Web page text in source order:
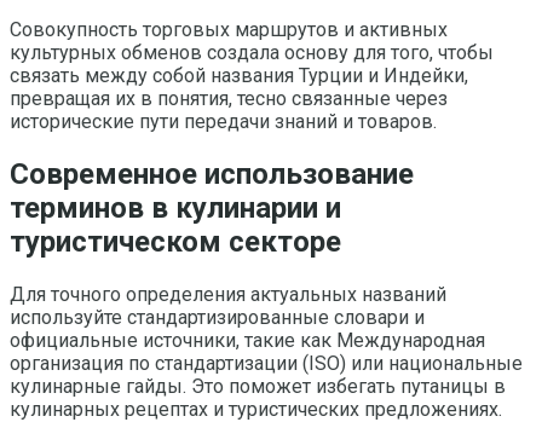
Совокупность торговых маршрутов и активных
культурных обменов создала основу для того, чтобы
связать между собой названия Турции и Индейки,
превращая их в понятия, тесно связанные через
исторические пути передачи знаний и товаров.
Современное использование
терминов в кулинарии и
туристическом секторе
Для точного определения актуальных названий
используйте стандартизированные словари и
официальные источники, такие как Международная
организация по стандартизации (ISO) или национальные
кулинарные гайды. Это поможет избегать путаницы в
кулинарных рецептах и туристических предложениях.